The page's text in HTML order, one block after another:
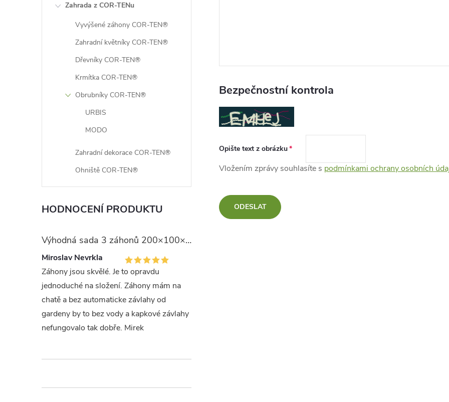
Zahrada z COR-TENu
Vyvýšené záhony COR-TEN®
Zahradní květníky COR-TEN®
Dřevníky COR-TEN®
Krmítka COR-TEN®
Obrubníky COR-TEN®
URBIS
MODO
Zahradní dekorace COR-TEN®
Ohniště COR-TEN®
HODNOCENÍ PRODUKTU
Výhodná sada 3 záhonů 200×100×75 cm
Miroslav Nevrkla
Záhony jsou skvělé. Je to opravdu
jednoduché na složení. Záhony mám na
chatě a bez automaticke závlahy od
gardeny by to bez vody a kapkové závlahy
nefungovalo tak dobře. Mirek
Bezpečnostní kontrola
Opište text z obrázku
Vložením zprávy souhlasíte s podmínkami ochrany osobních
ODESLAT